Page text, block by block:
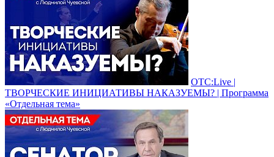
ОТС:Live |
ТВОРЧЕСКИЕ ИНИЦИАТИВЫ НАКАЗУЕМЫ? | Программа
«Отдельная тема»